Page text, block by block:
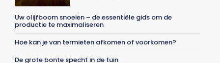
Uw olijfboom snoeien – de essentiële gids om de
productie te maximaliseren
Hoe kan je van termieten afkomen of voorkomen?
De grote bonte specht in de tuin